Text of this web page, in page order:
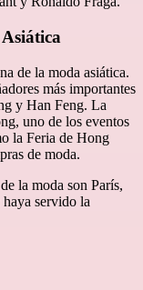
de la moda asiática.
más importantes
y Han Feng. La
uno de los eventos
la Feria de Hong
de moda.
la moda son París,
servido la